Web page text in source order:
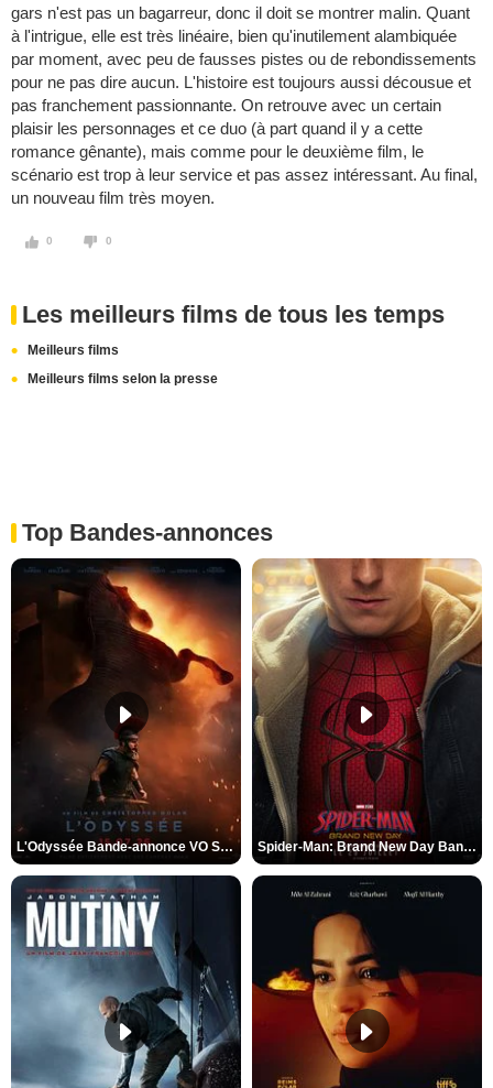
gars n'est pas un bagarreur, donc il doit se montrer malin. Quant
à l'intrigue, elle est très linéaire, bien qu'inutilement alambiquée
par moment, avec peu de fausses pistes ou de rebondissements
pour ne pas dire aucun. L'histoire est toujours aussi décousue et
pas franchement passionnante. On retrouve avec un certain
plaisir les personnages et ce duo (à part quand il y a cette
romance gênante), mais comme pour le deuxième film, le
scénario est trop à leur service et pas assez intéressant. Au final,
un nouveau film très moyen.
0 0
Les meilleurs films de tous les temps
Meilleurs films
Meilleurs films selon la presse
Top Bandes-annonces
L'Odyssée Bande-annonce VO STFR Spider-Man: Brand New Day Bande-annonce VO STFR